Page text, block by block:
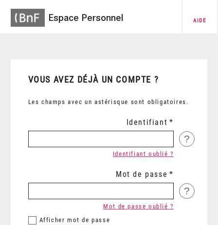
Espace Personnel AIDE
VOUS AVEZ DÉJÀ UN COMPTE ?
Les champs avec un astérisque sont obligatoires.
Identifiant
?
Identifiant oublié ?
Mot de passe
?
Afficher mot de passe
Mot de passe oublié ?